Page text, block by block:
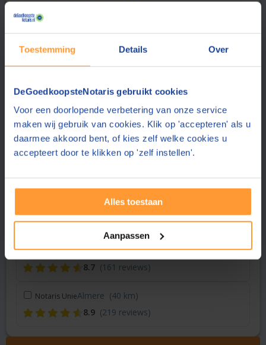
Toestemming Details Over
DeGoedkoopsteNotaris gebruikt cookies
Voor een doorlopende verbetering van onze service
maken wij gebruik van cookies. Klik op 'accepteren' als u
daarmee akkoord bent, of kies zelf welke cookies u
accepteert door te klikken op 'zelf instellen'.
Alles toestaan
Aanpassen
Deze notaris biedt momenteel niet de mogelijkheid online
1 Vergelijk en bespaar
Vraag een offerte aan bij een andere notaris in de buurt
Notariskantoor LautenbachHeemskerk (23 km)
8.3
(764 reviews)
Dudok van Heel Notariaat Amsterdam
8.9 (28 reviews)
Notariskantoor Van LigtenAmsterdam
8.0 (401 reviews)
Hussain Van der Putt notariaatHaarlem (37 km)
8.7 (161 reviews)
Notaris UnieAlmere (40 km)
8.9 (219 reviews)